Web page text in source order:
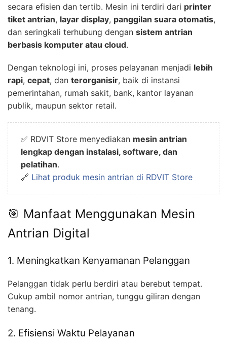
secara efisien dan tertib. Mesin ini terdiri dari printer
tiket antrian, layar display, panggilan suara otomatis,
dan seringkali terhubung dengan sistem antrian
berbasis komputer atau cloud.
Dengan teknologi ini, proses pelayanan menjadi lebih
rapi, cepat, dan terorganisir, baik di instansi
pemerintahan, rumah sakit, bank, kantor layanan
publik, maupun sektor retail.
✅ RDVIT Store menyediakan mesin antrian
lengkap dengan instalasi, software, dan
pelatihan.
🔗 Lihat produk mesin antrian di RDVIT Store
🎯 Manfaat Menggunakan Mesin
Antrian Digital
1. Meningkatkan Kenyamanan Pelanggan
Pelanggan tidak perlu berdiri atau berebut tempat.
Cukup ambil nomor antrian, tunggu giliran dengan
tenang.
2. Efisiensi Waktu Pelayanan